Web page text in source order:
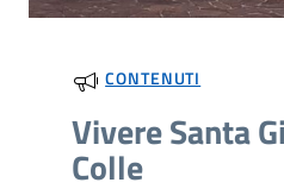
CONTENUTI
Vivere Santa
Colle